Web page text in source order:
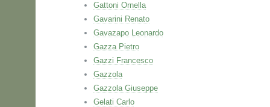
Gattoni Ornella
Gavarini Renato
Gavazapo Leonardo
Gazza Pietro
Gazzi Francesco
Gazzola
Gazzola Giuseppe
Gelati Carlo